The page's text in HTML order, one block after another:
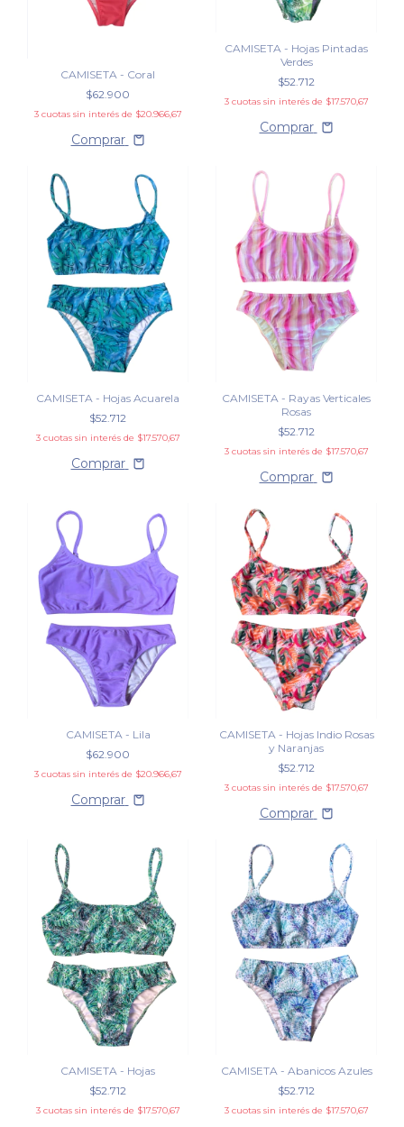
CAMISETA - Coral
$62.900
3 cuotas sin interés de $20.966,67
Comprar
CAMISETA - Hojas Pintadas
Verdes
$52.712
3 cuotas sin interés de $17.570,67
Comprar
CAMISETA - Hojas Acuarela
$52.712
3 cuotas sin interés de $17.570,67
Comprar
CAMISETA - Rayas Verticales
Rosas
$52.712
3 cuotas sin interés de $17.570,67
Comprar
CAMISETA - Lila
$62.900
3 cuotas sin interés de $20.966,67
Comprar
CAMISETA - Hojas Indio Rosas
y Naranjas
$52.712
3 cuotas sin interés de $17.570,67
Comprar
CAMISETA - Hojas
$52.712
3 cuotas sin interés de $17.570,67
CAMISETA - Abanicos Azules
$52.712
3 cuotas sin interés de $17.570,67